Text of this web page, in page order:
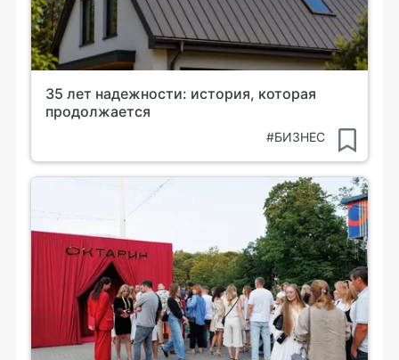
35 лет надежности: история, которая
продолжается
#БИЗНЕС